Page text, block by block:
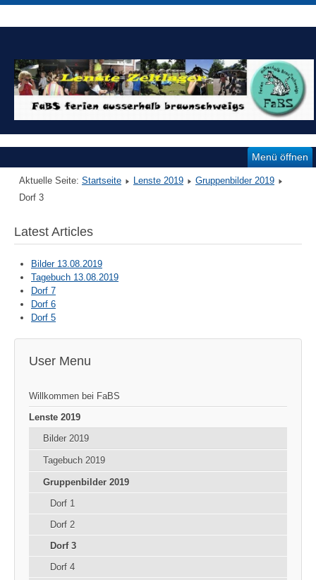
Menü öffnen
Aktuelle Seite: Startseite Lenste 2019
Gruppenbilder 2019
Dorf 3
Latest Articles
Bilder 13.08.2019
Tagebuch 13.08.2019
Dorf 7
Dorf 6
Dorf 5
User Menu
Willkommen bei FaBS
Lenste 2019
Bilder 2019
Tagebuch 2019
Gruppenbilder 2019
Dorf 1
Dorf 2
Dorf 3
Dorf 4